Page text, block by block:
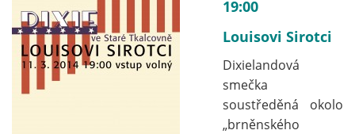
19:00
Louisovi Sirotci
Dixielandová
smečka
soustředěná okolo
„brněnského